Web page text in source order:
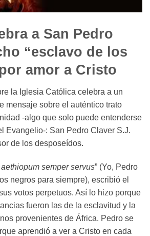
a San Pedro
“esclavo de los
amor a Cristo
la Iglesia Católica celebra a un
mensaje sobre el auténtico trato
-algo que solo puede entenderse
Evangelio-: San Pedro Claver S.J.
de los desposeídos.
semper servus” (Yo, Pedro
negros para siempre), escribió el
votos perpetuos. Así lo hizo porque
fueron las de la esclavitud y la
provenientes de África. Pedro se
aprendió a ver a Cristo en cada